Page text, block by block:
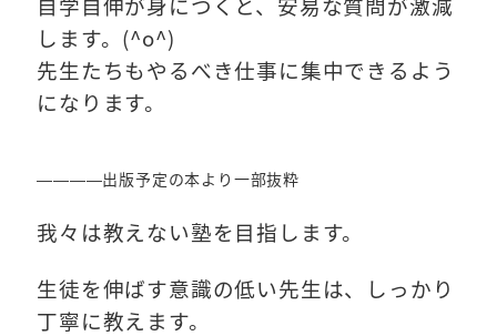
します。(^o^)
先生たちもやるべき仕事に集中できるよう
になります。
————出版予定の本より一部抜粋
我々は教えない塾を目指します。
生徒を伸ばす意識の低い先生は、しっかり
丁寧に教えます。